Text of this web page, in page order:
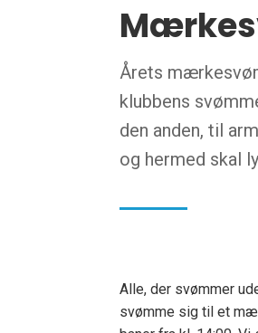
Årets
klubbens
den anden, til
og hermed skal
Alle, der svømmer
svømme sig til et